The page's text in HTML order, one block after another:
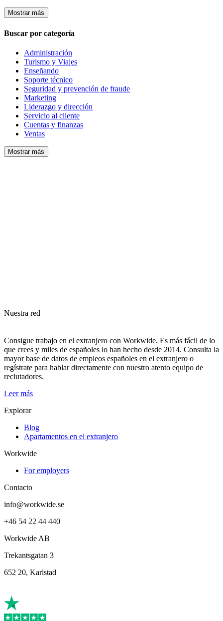
Mostrar más
Buscar por categoría
Administración
Turismo y Viajes
Enseñando
Soporte técnico
Seguridad y prevención de fraude
Marketing
Liderazgo y dirección
Servicio al cliente
Cuentas y finanzas
Ventas
Mostrar más
Nuestra red
Consigue trabajo en el extranjero con Workwide. Es más fácil de lo
que crees y miles de españoles lo han hecho desde 2014. Consulta la
mayor base de datos de empleos españoles en el extranjero o
regístrate para hablar directamente con nuestro atento equipo de
reclutadores.
Leer más
Explorar
Blog
Apartamentos en el extranjero
Workwide
For employers
Contacto
info@workwide.se
+46 54 22 44 440
Workwide AB
Trekantsgatan 3
652 20, Karlstad